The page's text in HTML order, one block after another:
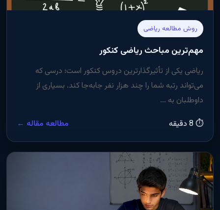
روش مطالعه ریاضی
مهم‌ترین مباحث ریاضی کنکور
ریاضی یکی از تأثیرگذارترین دروس کنکور است؛ درسی که
می‌تواند رتبه شما را چند هزار نفر جابه‌جا کند. بسیاری از
داوطلبان به ...
⏱ 8 دقیقه
مطالعه مقاله ←